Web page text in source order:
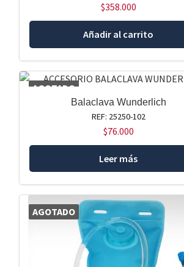
$358.000
Añadir al carrito
AGOTADO
Balaclava Wunderlich
REF: 25250-102
$76.000
Leer más
AGOTADO